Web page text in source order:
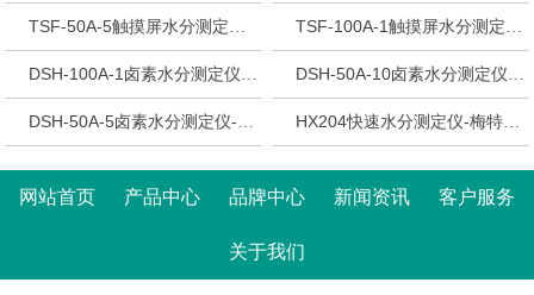
网站首页 产品中心 品牌中心 新闻资讯 客户服务
关于我们